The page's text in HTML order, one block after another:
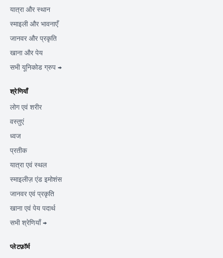
यात्रा और स्थान
स्माइली और भावनाएँ
जानवर और प्रकृति
खाना और पेय
सभी यूनिकोड ग्रुप →
श्रेणियाँ
लोग एवं शरीर
वस्तुएं
ध्वज
प्रतीक
यात्रा एवं स्थल
स्माइलीज़ एंड इमोशंस
जानवर एवं प्रकृति
खाना एवं पेय पदार्थ
सभी श्रेणियाँ →
प्लेटफ़ॉर्म